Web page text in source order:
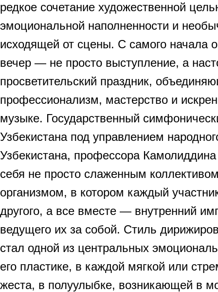
редкое сочетание художественной
эмоциональной наполненности и
исходящей от сцены. С самого начала
вечер — не просто выступление, а
просветительский праздник,
профессионализм, мастерство и
музыке. Государственный
Узбекистана под управлением
Узбекистана, профессора
себя не просто слаженным
организмом, в котором каждый
другого, а все вместе — внутренний
ведущего их за собой. Стиль
стал одной из центральных
его пластике, в каждой мягкой или
жеста, в полуулыбке, возникающей в